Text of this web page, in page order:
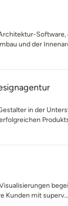
Software,
und der
in der
Kunden mit superv...